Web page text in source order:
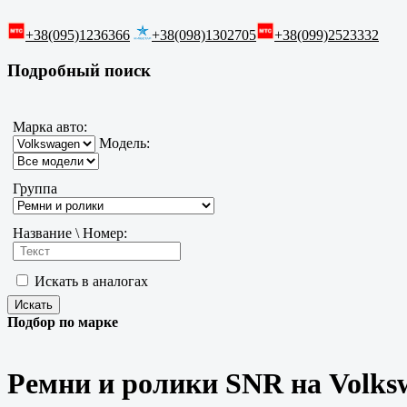
+38(095)1236366 +38(098)1302705 +38(099)2523332
Подробный поиск
Марка авто:
Модель:
Группа
Название \ Номер:
Искать в аналогах
Подбор по марке
Ремни и ролики SNR на